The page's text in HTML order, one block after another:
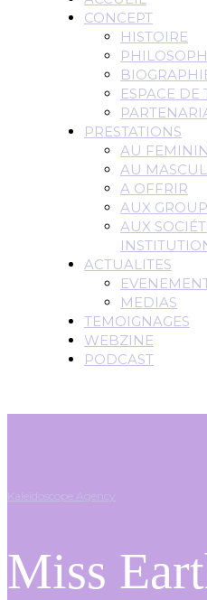
CONCEPT
HISTOIRE
ESPACE DE
PRESTATIONS
AU FEMININ
AU
A OFFRIR
AUX
AUX
ACTUALITES
MEDIAS
TEMOIGNAGES
WEBZINE
PODCAST
Kaleïdoscope Agency
Miss